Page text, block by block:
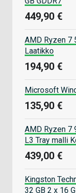
449,90 €
AMD Ryzen 7
Laatikko
194,90 €
Microsoft
135,90 €
AMD Ryzen 7
L3 Tray malli
439,00 €
Kingston
32 GB 2 x 16